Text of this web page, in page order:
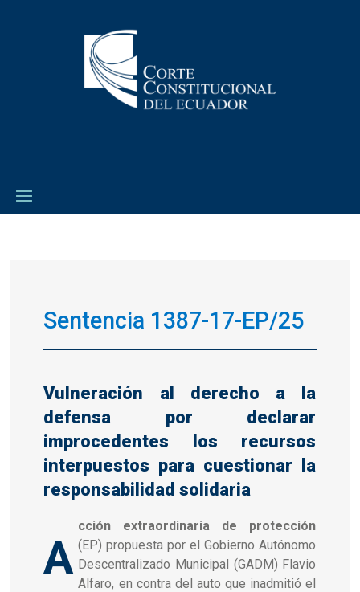
Sentencia 1387-17-EP/25
Vulneración al derecho a la
defensa por declarar
improcedentes los recursos
interpuestos para cuestionar la
responsabilidad solidaria
A
cción extraordinaria de protección
(EP) propuesta por el Gobierno Autónomo
Descentralizado Municipal (GADM) Flavio
Alfaro, en contra del auto que inadmitió el